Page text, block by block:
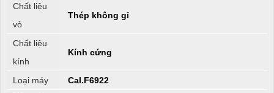
Chất liệu
vỏ
Thép không gỉ
Chất liệu
kính
Kính cứng
Loại máy
Cal.F6922